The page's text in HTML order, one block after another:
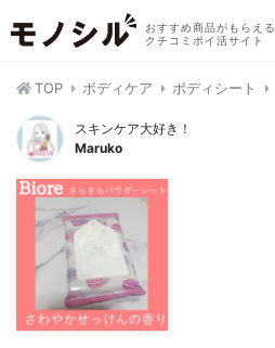
おすすめ商品がもらえる
クチコミポイ活サイト
TOP ボディケア ボディシート
スキンケア大好き！
Maruko